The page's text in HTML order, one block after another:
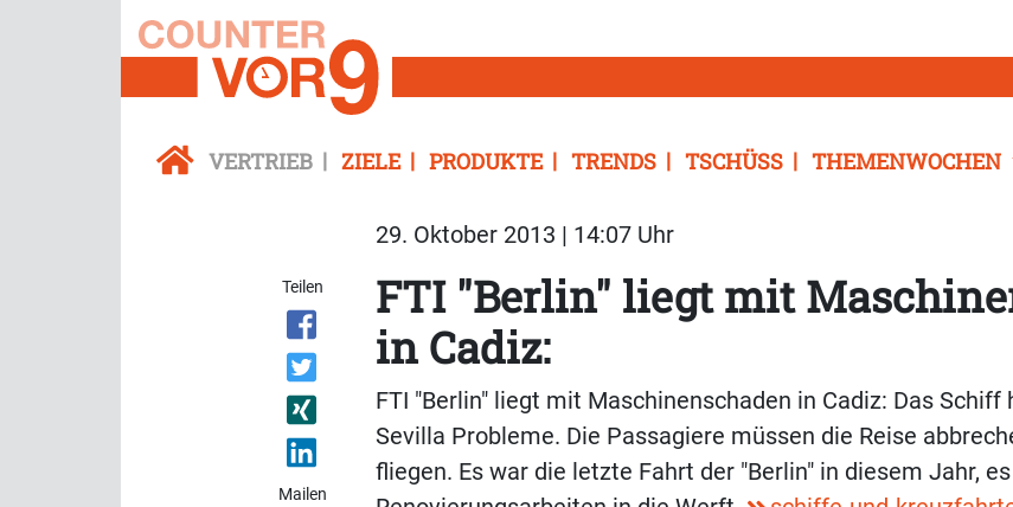
VERTRIEB ZIELE PRODUKTE TRENDS TSCHÜSS THEMENWOCHEN
29. Oktober 2013 | 14:07 Uhr
Teilen
Mailen
FTI "Berlin" liegt mit
in Cadiz:
FTI "Berlin" liegt mit Maschinenschaden in Cadiz: Das
Sevilla Probleme. Die Passagiere müssen die Reise
fliegen. Es war die letzte Fahrt der "Berlin" in diesem Jahr,